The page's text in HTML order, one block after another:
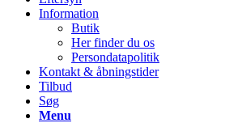
Information
Butik
Her finder du os
Persondatapolitik
Kontakt & åbningstider
Tilbud
Søg
Menu